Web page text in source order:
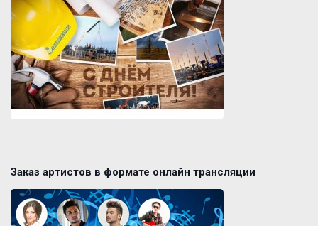
Заказ артистов в формате онлайн трансляции